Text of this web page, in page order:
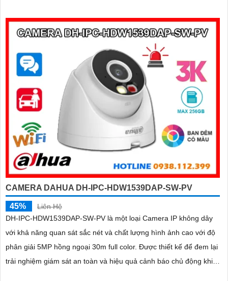
CAMERA DAHUA DH-IPC-HDW1539DAP-SW-PV
45%
Liên Hệ
DH-IPC-HDW1539DAP-SW-PV là một loại Camera IP không dây
với khả năng quan sát sắc nét và chất lượng hình ảnh cao với độ
phân giải 5MP hồng ngoại 30m full color. Được thiết kế để đem lại
trải nghiệm giám sát an toàn và hiệu quả cảnh báo chủ động khi